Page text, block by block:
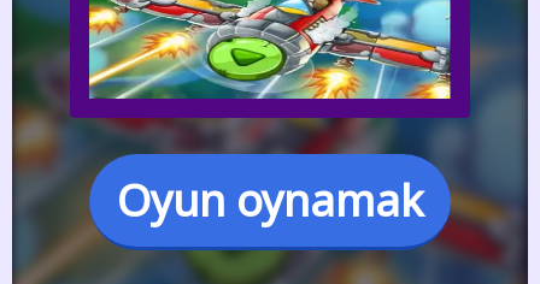
Oyun oynamak